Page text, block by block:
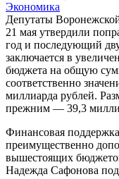
Экономика
Депутаты
21 мая утвердили
год и последующий
заключается в
бюджета на общую
соответственно
миллиарда рублей.
прежним — 39,3
Финансовая
преимущественно
вышестоящих
Надежда Сафонова